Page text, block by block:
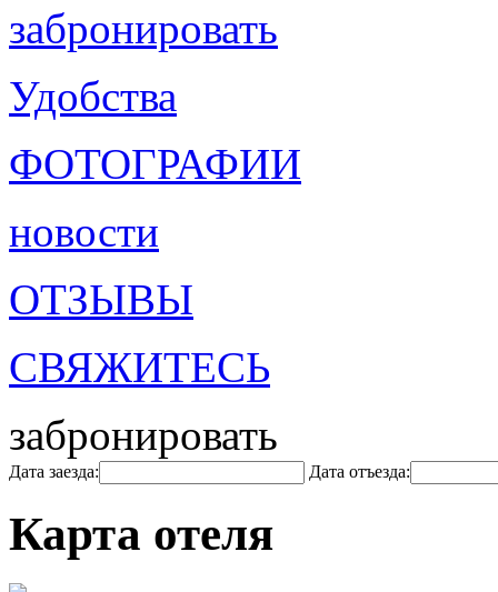
забронировать
Удобства
ФОТОГРАФИИ
новости
ОТЗЫВЫ
СВЯЖИТЕСЬ
забронировать
Дата заезда: Дата отъезда:
Карта отеля